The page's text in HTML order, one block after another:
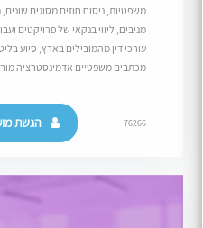
משפטיות, ניסוח חוזים מסוגים
מניבים, ליווי בנקאי של פרויקטים
עורכי דין מהמובילים בארץ, סיוע
מכתבים משפטיים אדמינסטרציה
76266 הגשת